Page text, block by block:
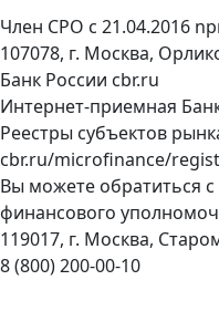
Член СРО с 21.04.2016
107078, г. Москва,
Банк России cbr.ru
Интернет-приемная
Реестры субъектов
cbr.ru/microfinance/
Вы можете обратиться
финансового
119017, г. Москва,
8 (800) 200-00-10